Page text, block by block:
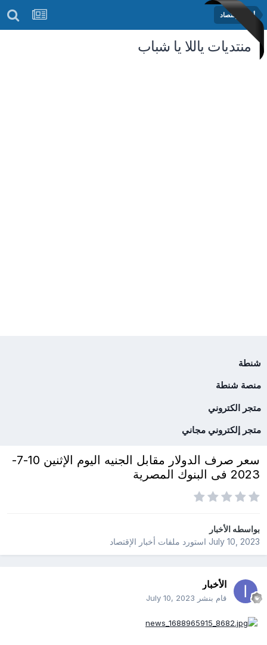
أخبار الإقتصاد
منتديات ياللا يا شباب
شنطة
منصة شنطة
متجر الكتروني
متجر إلكتروني مجاني
سعر صرف الدولار مقابل الجنيه اليوم الإثنين 10-7-
2023 فى البنوك المصرية
بواسطهالأخبار
July 10, 2023استورد ملفات أخبار الإقتصاد
الأخبار
قام بنشر July 10, 2023